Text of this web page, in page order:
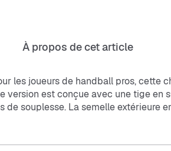
À propos de cet article
les joueurs de handball pros, cette
version est conçue avec une tige en
de souplesse. La semelle extérieure
reste fidèle au modèle rétro.